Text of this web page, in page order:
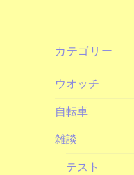
カテゴリー
ウオッチ
自転車
雑談
テスト